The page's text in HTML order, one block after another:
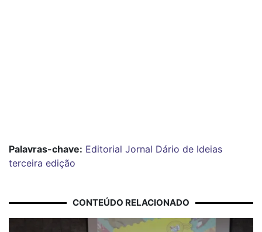
Palavras-chave: Editorial Jornal Dário de Ideias
terceira edição
CONTEÚDO RELACIONADO